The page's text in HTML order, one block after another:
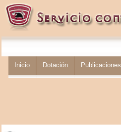
Inicio Dotación Publicaciones